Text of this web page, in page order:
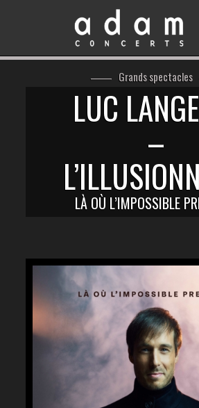
Grands spectacles
LUC
–
LÀ OÙ L’IMPOSSIBLE